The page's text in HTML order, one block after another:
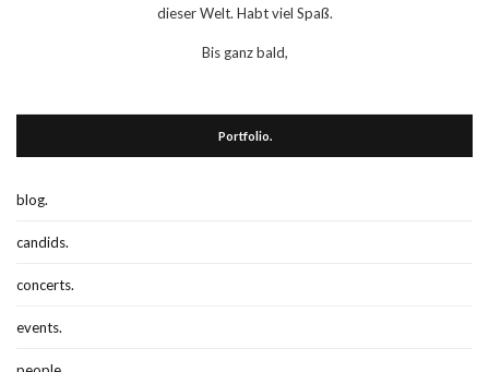
dieser Welt. Habt viel Spaß.
Bis ganz bald,
Portfolio.
blog.
candids.
concerts.
events.